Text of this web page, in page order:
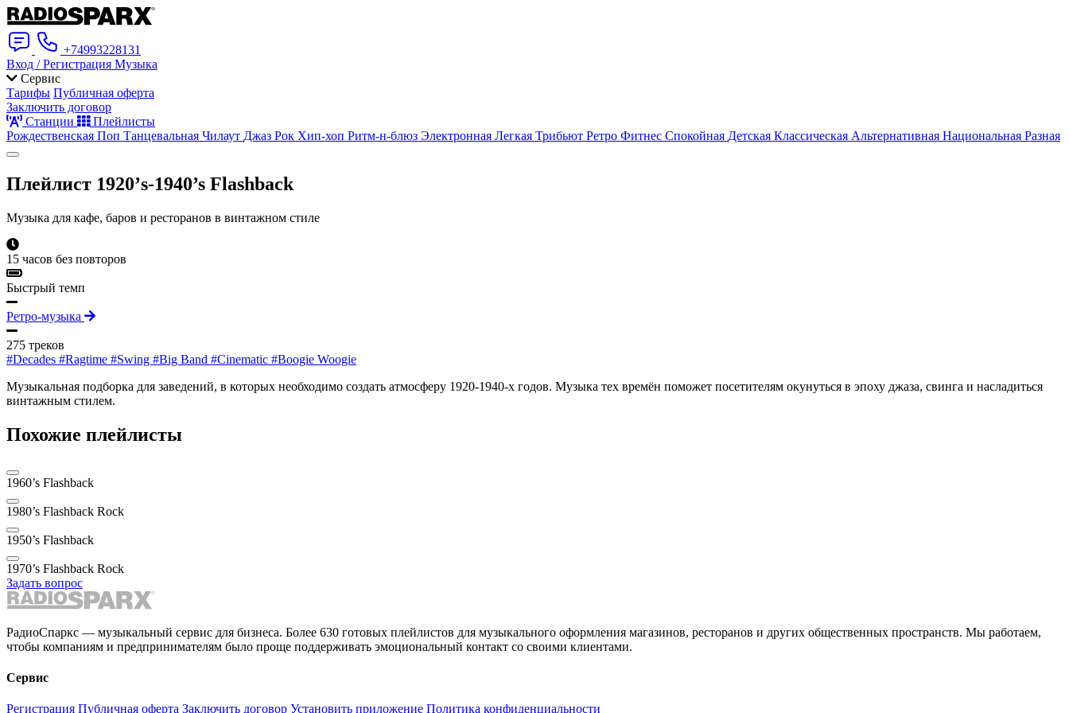
+74993228131
Вход / Регистрация Музыка
Сервис
Тарифы Публичная оферта
Заключить договор
Станции
Плейлисты
Рождественская Поп Танцевальная Чилаут Джаз Рок Хип-хоп Ритм-н-блюз Электронная Легкая Трибьют Ретро Фитнес Спокойная Детская Классическая Альтернативная Национальная Разная
Плейлист 1920’s-1940’s Flashback
Музыка для кафе, баров и ресторанов в винтажном стиле
15 часов без повторов
Быстрый темп
Ретро-музыка
275 треков
#Decades #Ragtime #Swing #Big Band #Cinematic #Boogie Woogie
Музыкальная подборка для заведений, в которых необходимо создать атмосферу 1920-1940-х годов. Музыка тех времён поможет посетителям окунуться в эпоху джаза, свинга и насладиться
винтажным стилем.
Похожие плейлисты
1960’s Flashback
1980’s Flashback Rock
1950’s Flashback
1970’s Flashback Rock
Задать вопрос
РадиоСпаркс — музыкальный сервис для бизнеса. Более 630 готовых плейлистов для музыкального оформления магазинов, ресторанов и других общественных пространств. Мы работаем,
чтобы компаниям и предпринимателям было проще поддерживать эмоциональный контакт со своими клиентами.
Сервис
Регистрация Публичная оферта Заключить договор Установить приложение Политика конфиденциальности